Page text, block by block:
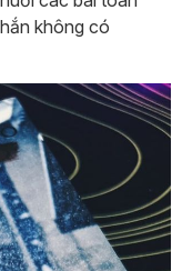
không có